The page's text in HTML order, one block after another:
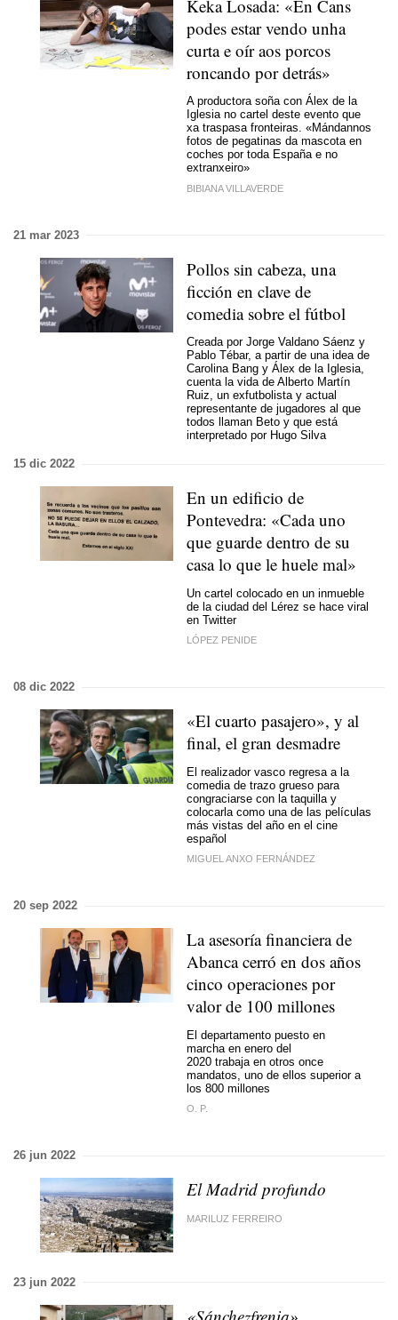
Keka Losada: «En Cans
podes estar vendo unha
curta e oír aos porcos
roncando por detrás»
A productora soña con Álex de la
Iglesia no cartel deste evento que
xa traspasa fronteiras. «Mándannos
fotos de pegatinas da mascota en
coches por toda España e no
extranxeiro»
BIBIANA VILLAVERDE
21 mar 2023
Pollos sin cabeza, una
ficción en clave de
comedia sobre el fútbol
Creada por Jorge Valdano Sáenz y
Pablo Tébar, a partir de una idea de
Carolina Bang y Álex de la Iglesia,
cuenta la vida de Alberto Martín
Ruiz, un exfutbolista y actual
representante de jugadores al que
todos llaman Beto y que está
interpretado por Hugo Silva
15 dic 2022
En un edificio de
Pontevedra: «Cada uno
que guarde dentro de su
casa lo que le huele mal»
Un cartel colocado en un inmueble
de la ciudad del Lérez se hace viral
en Twitter
LÓPEZ PENIDE
08 dic 2022
«El cuarto pasajero», y al
final, el gran desmadre
El realizador vasco regresa a la
comedia de trazo grueso para
congraciarse con la taquilla y
colocarla como una de las películas
más vistas del año en el cine
español
MIGUEL ANXO FERNÁNDEZ
20 sep 2022
La asesoría financiera de
Abanca cerró en dos años
cinco operaciones por
valor de 100 millones
El departamento puesto en
marcha en enero del
2020 trabaja en otros once
mandatos, uno de ellos superior a
los 800 millones
O. P.
26 jun 2022
El Madrid profundo
MARILUZ FERREIRO
23 jun 2022
«Sánchezfrenia»